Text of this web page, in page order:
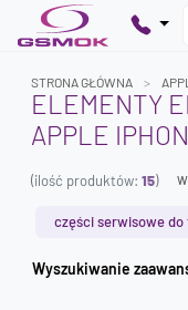
Dodaj
STRONA GŁÓWNA
ELEMENTY
APPLE
(ilość produktów: 15)
części serwisowe
Wyszukiwanie